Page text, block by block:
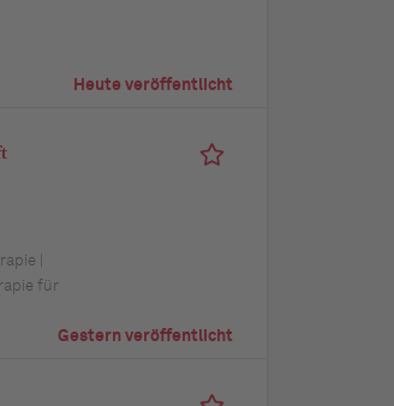
Heute veröffentlicht
|
für
Gestern veröffentlicht